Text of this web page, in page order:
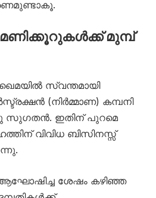
മണിക്കൂറുകൾക്ക് മുമ്പ്
സ്വന്തമായി
(നിർമ്മാണ) കമ്പനി
സുഗതൻ. ഇതിന് പുറമെ
വിവിധ ബിസിനസ്സ്
ആഘോഷിച്ച ശേഷം കഴിഞ്ഞ